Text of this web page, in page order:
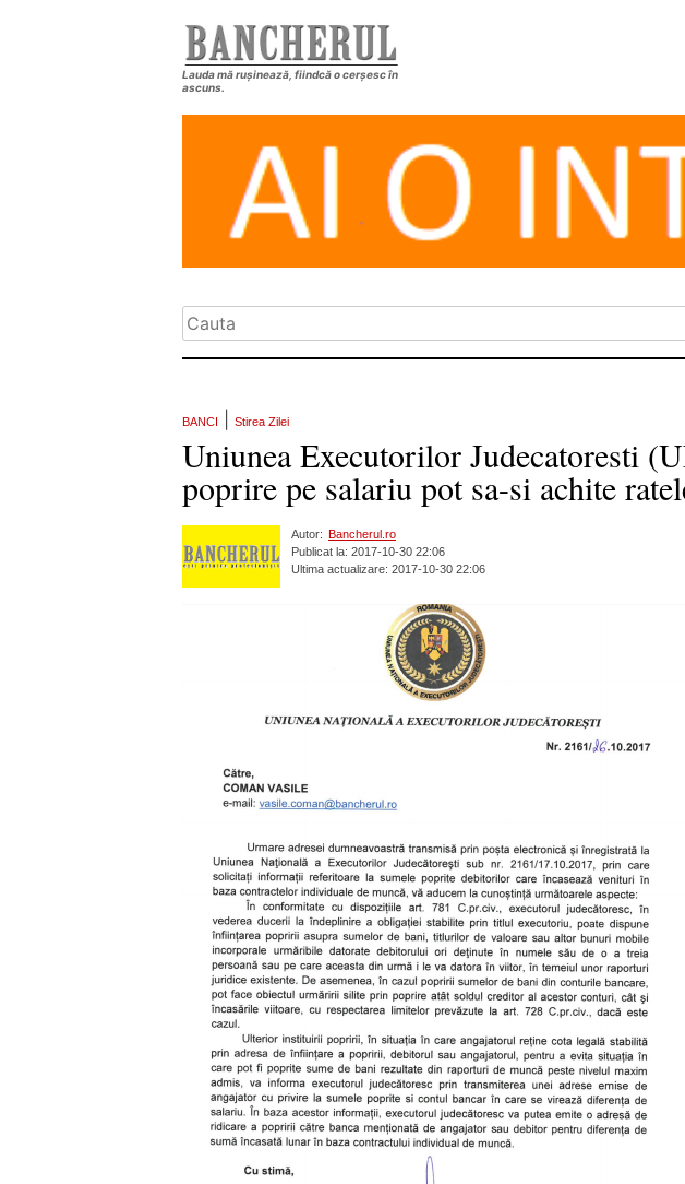
Lauda mă rușinează, fiindcă o cerșesc în
ascuns.
BANCI Stirea Zilei
Uniunea Executorilor Judecatoresti
poprire pe salariu pot sa-si achite
Autor:
Bancherul.ro
Publicat la: 2017-10-30 22:06
Ultima actualizare: 2017-10-30 22:06